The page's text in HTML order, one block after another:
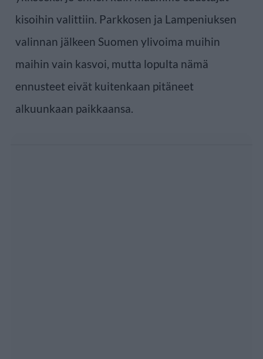
kisoihin valittiin. Parkkosen ja Lampeniuksen
valinnan jälkeen Suomen ylivoima muihin
maihin vain kasvoi, mutta lopulta nämä
ennusteet eivät kuitenkaan pitäneet
alkuunkaan paikkaansa.